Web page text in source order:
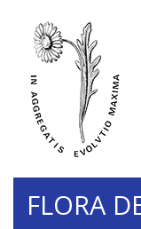
FLORA